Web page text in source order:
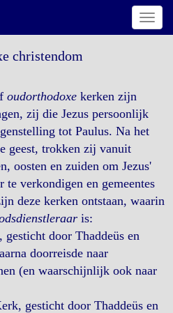
christendom
oudorthodoxe kerken zijn
zij die Jezus persoonlijk
tot Paulus. Na het
geest, trokken zij vanuit
oosten en zuiden om Jezus'
te verkondigen en gemeentes
deze kerken ontstaan, waarin
is:
door Thaddeüs en
doorreisde naar
(en waarschijnlijk ook naar
gesticht door Thaddeüs en